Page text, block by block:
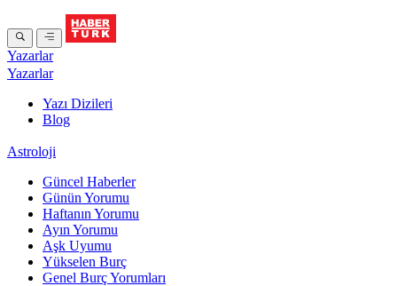
Yazarlar
Yazarlar
Yazı Dizileri
Blog
Astroloji
Güncel Haberler
Günün Yorumu
Haftanın Yorumu
Ayın Yorumu
Aşk Uyumu
Yükselen Burç
Genel Burç Yorumları